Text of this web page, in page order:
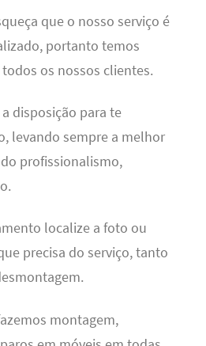
que o nosso serviço é
portanto temos
os nossos clientes.
disposição para te
levando sempre a melhor
profissionalismo,
localize a foto ou
precisa do serviço, tanto
montagem,